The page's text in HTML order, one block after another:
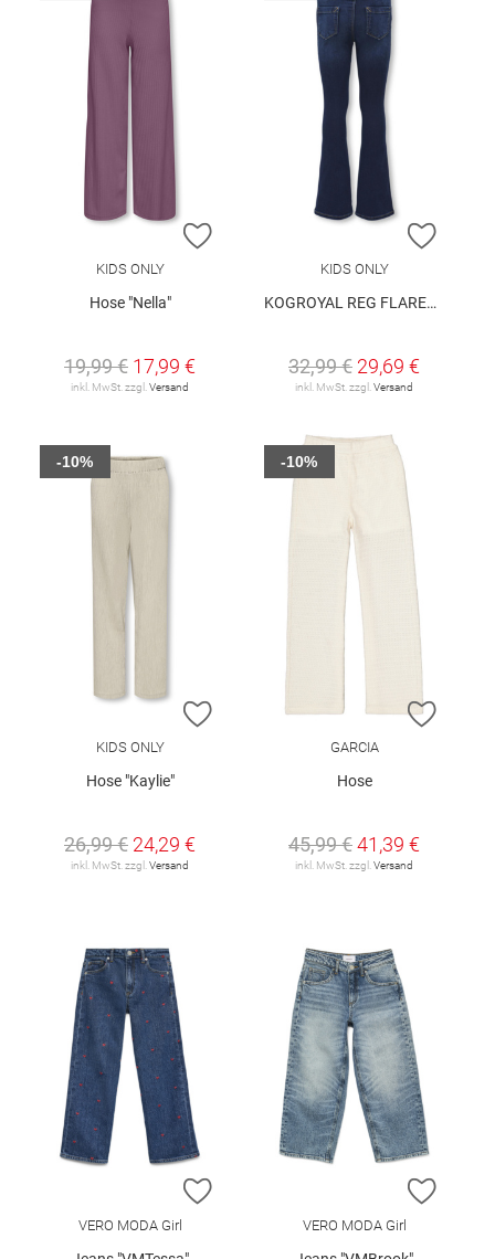
ZUR WUNSCHLISTE HINZUFÜGEN
KIDS ONLY
Hose "Nella"
19,99 € 17,99 €
inkl. MwSt. zzgl. Versand
ZUR
KIDS ONLY
KOGROYAL REG FLARED DNM PIM0237 NOOS
32,99 € 29,69 €
inkl. MwSt. zzgl. Versand
ZUR WUNSCHLISTE HINZUFÜGEN
KIDS ONLY
Hose "Kaylie"
26,99 € 24,29 €
inkl. MwSt. zzgl. Versand
-10%
ZUR
GARCIA
Hose
45,99 €41,39 €
inkl. MwSt. zzgl. Versand
-10%
ZUR WUNSCHLISTE HINZUFÜGEN
VERO MODA Girl
ZUR
VERO MODA Girl